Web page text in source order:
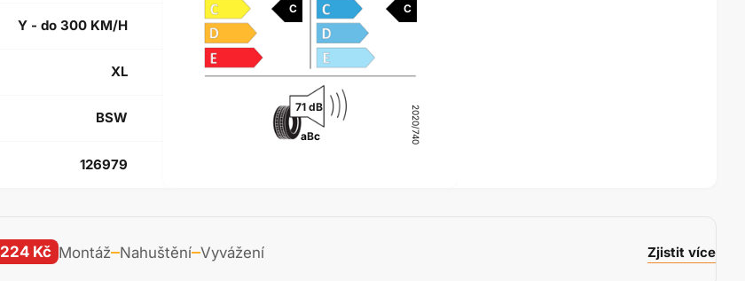
Y - do 300 KM/H
XL
BSW
126979
C C
71 dB 2020/740
aBc
224 Kč Montáž Nahuštění Vyvážení Zjistit více